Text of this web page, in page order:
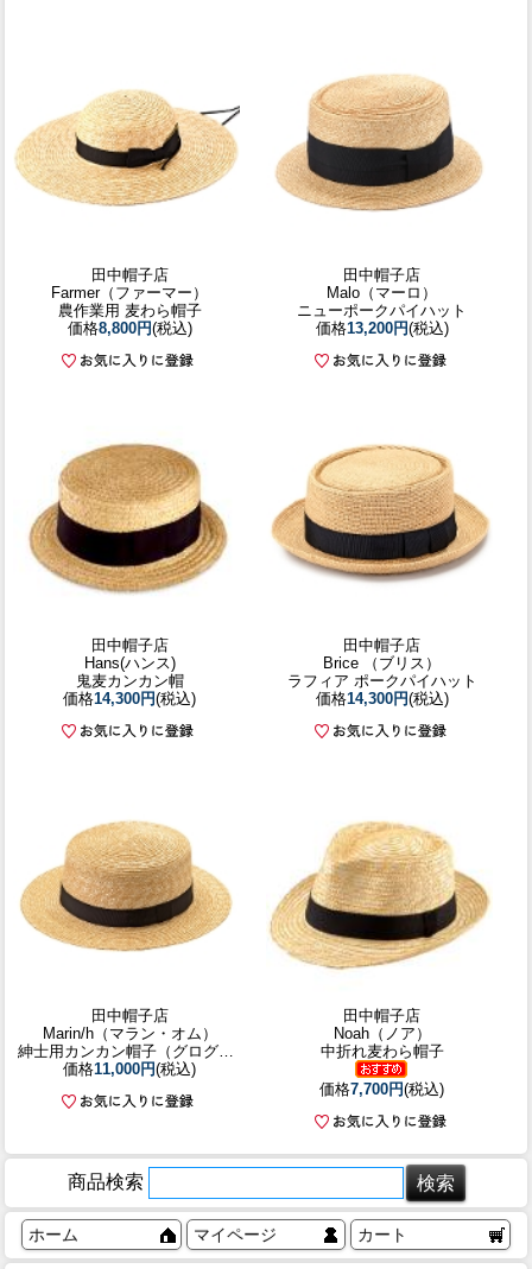
田中帽子店
Farmer（ファーマー）
農作業用 麦わら帽子
価格8,800円(税込)
田中帽子店
Malo（マーロ）
ニューポークパイハット
価格13,200円(税込)
田中帽子店
Hans(ハンス)
鬼麦カンカン帽
価格14,300円(税込)
田中帽子店
Brice （ブリス）
ラフィア ポークパイハット
価格14,300円(税込)
田中帽子店
Marin/h（マラン・オム）
紳士用カンカン帽子（グログランブラック）／58.5cm 61cm
価格11,000円(税込)
田中帽子店
Noah（ノア）
中折れ麦わら帽子
価格7,700円(税込)
商品検索
ホーム マイページ カート